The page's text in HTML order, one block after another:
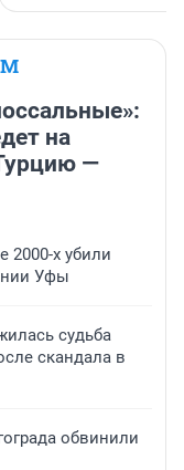
на
—
2000-х убили
Уфы
судьба
скандала в
обвинили